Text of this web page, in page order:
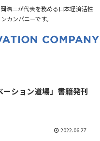
浩三が代表を務める日本経済活性
カンパニーです。
ーション道場」書籍発刊
2022.06.27